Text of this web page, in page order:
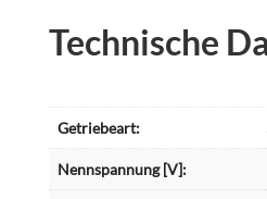
Technische
Getriebeart:
Nennspannung [V]: